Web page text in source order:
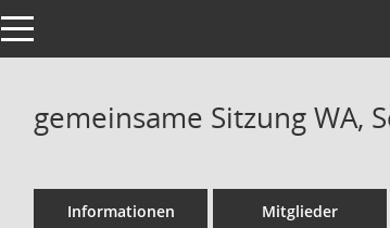
Toggle navigation
gemeinsame Sitzung WA,
Informationen Mitglieder